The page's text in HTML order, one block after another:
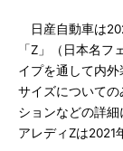
日産自動車は
「Z」（日本名
イプを通して内
サイズについて
ションなどの詳
アレディZは2021